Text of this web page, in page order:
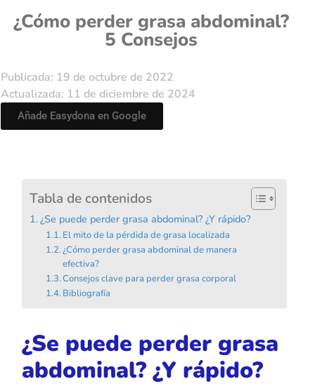
¿Cómo perder grasa abdominal?
5 Consejos
Publicada: 19 de octubre de 2022
Actualizada: 11 de diciembre de 2024
Añade Easydona en Google
Tabla de contenidos
¿Se puede perder grasa abdominal? ¿Y rápido?
El mito de la pérdida de grasa localizada
¿Cómo perder grasa abdominal de manera
efectiva?
Consejos clave para perder grasa corporal
Bibliografía
¿Se puede perder grasa
abdominal? ¿Y rápido?